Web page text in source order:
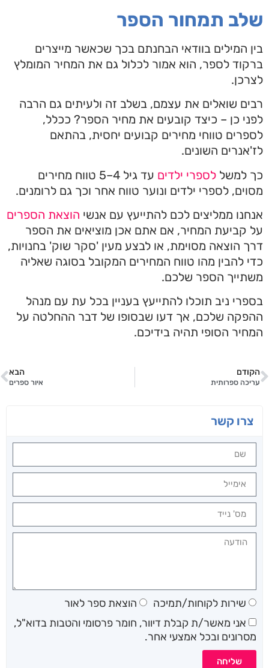
שלב תמחור הספר
בין המילים בוודאי הבחנתם בכך שכאשר מייצרים
ברקוד לספר, הוא אמור לכלול גם את המחיר המומלץ
לצרכן.
רבים שואלים את עצמם, בשלב זה ולעיתים גם הרבה
לפני כן – כיצד קובעים את מחיר הספר? ככלל,
לספרים טווחי מחירים קבועים יחסית, בהתאם
לז'אנרים השונים.
כך למשל לספרי ילדים
עד גיל 4–5 טווח מחירים
מסוים, לספרי ילדים ונוער טווח אחר וכך גם לרומנים.
אנחנו ממליצים לכם להתייעץ עם אנשי הוצאת הספרים
על קביעת המחיר, אם אתם אכן מוציאים את הספר
דרך הוצאה מסוימת, או לבצע מעין 'סקר שוק' בחנויות,
כדי להבין מהו טווח המחירים המקובל בסוגה שאליה
משתייך הספר שלכם.
בספרי ניב תוכלו להתייעץ בעניין בכל עת עם מנהל
ההפקה שלכם, אך דעו שבסופו של דבר ההחלטה על
המחיר הסופי תהיה בידיכם.
הקודם
עריכה ספרותית
הבא
איור ספרים
צרו קשר
שירות לקוחות/תמיכה
הוצאת ספר לאור
אני מאשר/ת קבלת דיוור, חומר פרסומי והטבות בדוא"ל,
מסרונים ובכל אמצעי אחר.
שליחה